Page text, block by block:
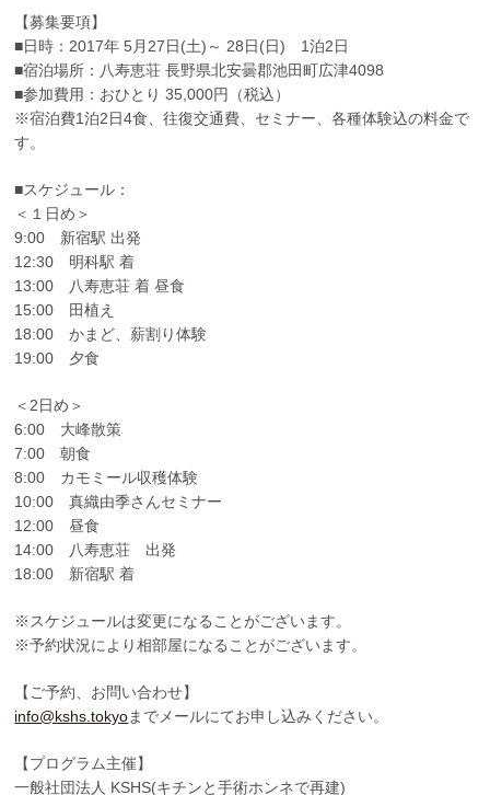
【募集要項】
■日時：2017年 5月27日(土)～ 28日(日) 1泊2日
■宿泊場所：八寿恵荘 長野県北安曇郡池田町広津4098
■参加費用：おひとり 35,000円（税込）
※宿泊費1泊2日4食、往復交通費、セミナー、各種体験込の料金で
す。
■スケジュール：
＜１日め＞
9:00 新宿駅 出発
12:30 明科駅 着
13:00 八寿恵荘 着 昼食
15:00 田植え
18:00 かまど、薪割り体験
19:00 夕食
＜2日め＞
6:00 大峰散策
7:00 朝食
8:00 カモミール収穫体験
10:00 真織由季さんセミナー
12:00 昼食
14:00 八寿恵荘 出発
18:00 新宿駅 着
※スケジュールは変更になることがございます。
※予約状況により相部屋になることがございます。
【ご予約、お問い合わせ】
info@kshs.tokyoまでメールにてお申し込みください。
【プログラム主催】
一般社団法人 KSHS(キチンと手術ホンネで再建)